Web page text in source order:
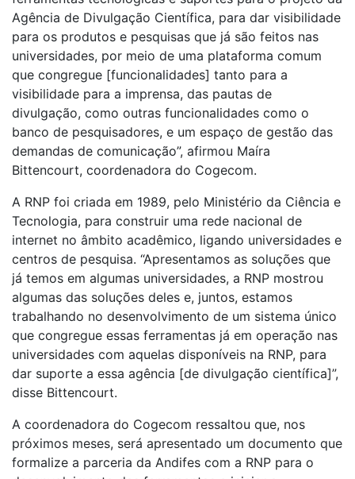
Agência de Divulgação Científica, para dar visibilidade
para os produtos e pesquisas que já são feitos nas
universidades, por meio de uma plataforma comum
que congregue [funcionalidades] tanto para a
visibilidade para a imprensa, das pautas de
divulgação, como outras funcionalidades como o
banco de pesquisadores, e um espaço de gestão das
demandas de comunicação”, afirmou Maíra
Bittencourt, coordenadora do Cogecom.
A RNP foi criada em 1989, pelo Ministério da Ciência e
Tecnologia, para construir uma rede nacional de
internet no âmbito acadêmico, ligando universidades e
centros de pesquisa. “Apresentamos as soluções que
já temos em algumas universidades, a RNP mostrou
algumas das soluções deles e, juntos, estamos
trabalhando no desenvolvimento de um sistema único
que congregue essas ferramentas já em operação nas
universidades com aquelas disponíveis na RNP, para
dar suporte a essa agência [de divulgação científica]”,
disse Bittencourt.
A coordenadora do Cogecom ressaltou que, nos
próximos meses, será apresentado um documento que
formalize a parceria da Andifes com a RNP para o